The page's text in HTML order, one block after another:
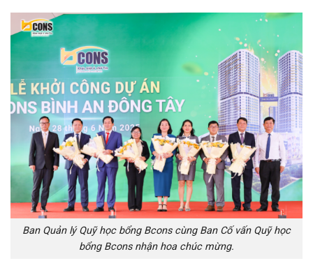
Ban Quản lý Quỹ học bổng Bcons cùng Ban Cố vấn Quỹ học
bổng Bcons nhận hoa chúc mừng.